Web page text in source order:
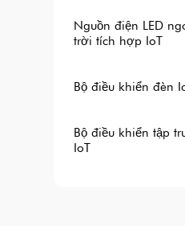
Nguồn điện LED
trời tích hợp IoT
Bộ điều khiển đèn
Bộ điều khiển tập
IoT